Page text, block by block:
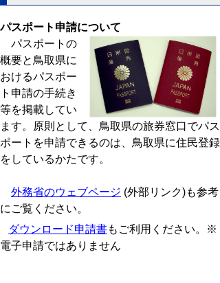
パスポート申請について
パスポートの
概要と鳥取県に
おけるパスポー
ト申請の手続き
等を掲載してい
ます。原則として、鳥取県の旅券窓口でパス
ポートを申請できるのは、鳥取県に住民登録
をしているかたです。
外務省のウェブページ (外部リンク)も参考
にご覧ください。
ダウンロード申請書もご利用ください。※
電子申請ではありません